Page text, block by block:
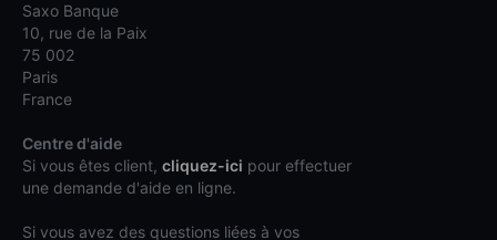
Saxo Banque
10, rue de la Paix
75 002
Paris
France
Centre d'aide
Si vous êtes client, cliquez-ici pour effectuer
une demande d'aide en ligne.
Si vous avez des questions liées à vos